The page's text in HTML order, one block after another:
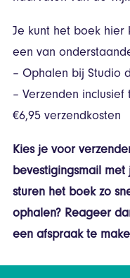
Je kunt het boek hier
een van
– Ophalen bij Studio
– Verzenden
€6,95 verzendkosten
Kies je voor
bevestigingsmail
sturen het boek zo
ophalen? Reageer
een afspraak te